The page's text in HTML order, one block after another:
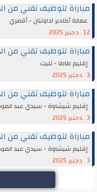
مباراة لتوظيف تقني من
عمالة أكادير اداوتنان - أقصري
12 دجنبر 2025
مباراة لتوظيف تقني من
إقليم طاطا - تليت
مباراة لتوظيف تقني من
إقليم شيشاوة - سيدي عبد
مباراة لتوظيف تقني من
إقليم شيشاوة - سيدي عبد